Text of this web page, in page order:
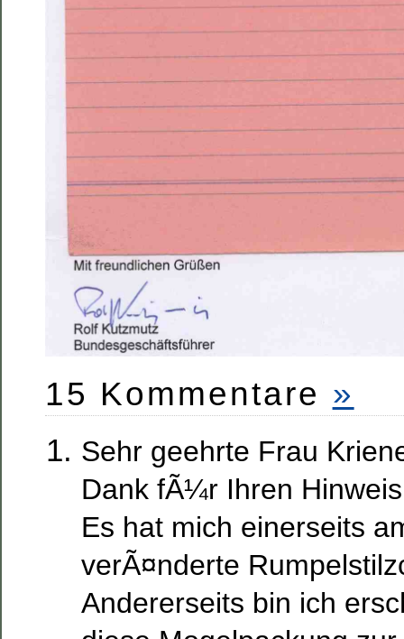
15 Kommentare »
Sehr geehrte Frau
Dank fÃ¼r Ihren
Es hat mich einerseits
verÃ¤nderte
Andererseits bin ich